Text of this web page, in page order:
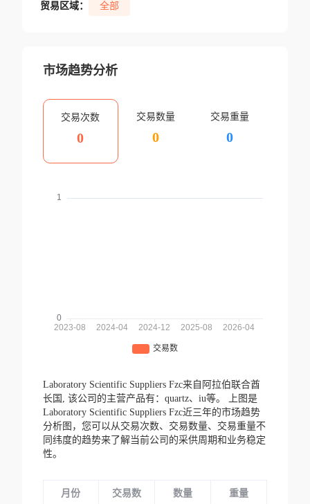
贸易区域： 全部
市场趋势分析
交易次数
0
交易数量
0
交易重量
0
Laboratory Scientific Suppliers Fzc来自阿拉伯联合酋
长国, 该公司的主营产品有：quartz、iu等。
上图是
Laboratory Scientific Suppliers Fzc近三年的市场趋势
分析图，您可以从交易次数、交易数量、交易重量不
同纬度的趋势来了解当前公司的采供周期和业务稳定
性。
月份 交易数 数量 重量